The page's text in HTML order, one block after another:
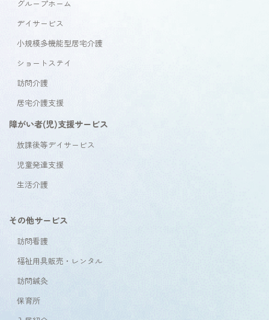
グループホーム
デイサービス
小規模多機能型居宅介護
ショートステイ
訪問介護
居宅介護支援
障がい者(児)支援サービス
放課後等デイサービス
児童発達支援
生活介護
その他サービス
訪問看護
福祉用具販売・レンタル
訪問鍼灸
保育所